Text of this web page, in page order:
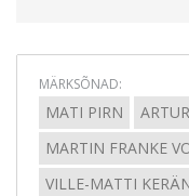
MÄRKSÕNAD:
MATI PIRN
MARTIN FRANKE
VILLE-MATTI